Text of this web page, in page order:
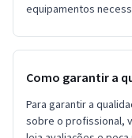
equipamentos
Como garantir a
Para garantir a
sobre o profissional,